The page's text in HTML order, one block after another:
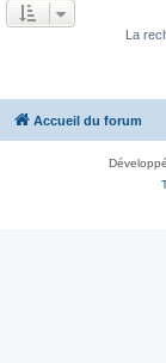
La
Accueil du forum